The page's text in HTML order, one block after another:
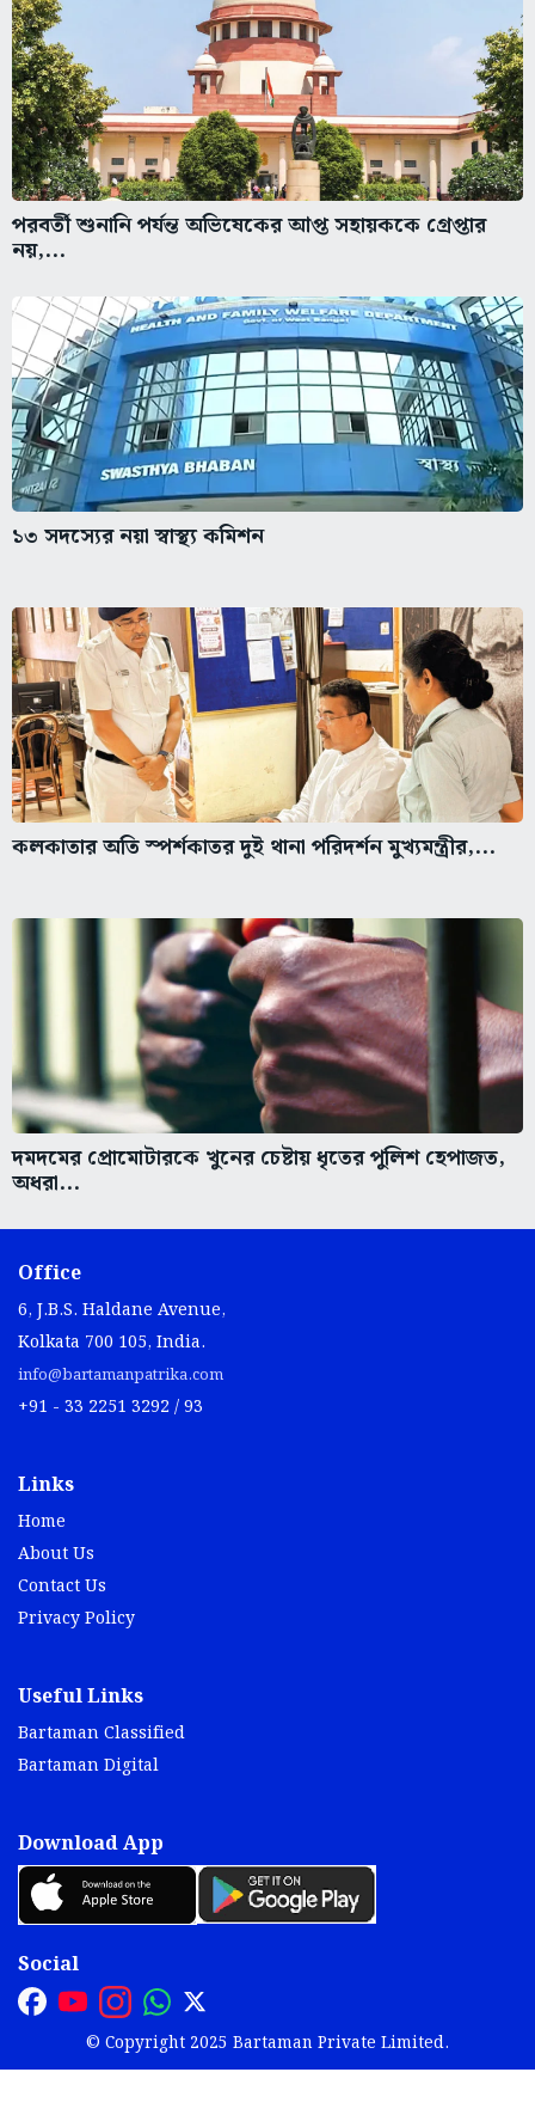
পরবর্তী শুনানি পর্যন্ত অভিষেকের আপ্ত সহায়ককে গ্রেপ্তার
নয়,...
১৩ সদস্যের নয়া স্বাস্থ্য কমিশন
কলকাতার অতি স্পর্শকাতর দুই থানা পরিদর্শন মুখ্যমন্ত্রীর,...
দমদমের প্রোমোটারকে খুনের চেষ্টায় ধৃতের পুলিশ হেপাজত,
অধরা...
Office
6, J.B.S. Haldane Avenue,
Kolkata 700 105, India.
info@bartamanpatrika.com
+91 - 33 2251 3292 / 93
Links
Home
About Us
Contact Us
Privacy Policy
Useful Links
Bartaman Classified
Bartaman Digital
Download App
Social
© Copyright 2025 Bartaman Private Limited.